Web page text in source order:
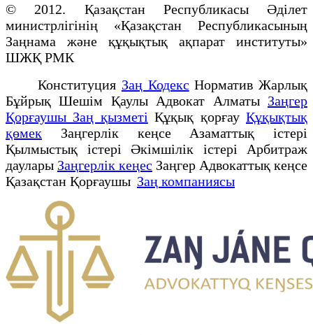
© 2012. Қазақстан Республикасы Әділет
министрлігінің «Қазақстан Республикасының
Заңнама және құқықтық ақпарат институты»
ШЖҚ РМК
Конституция Заң Кодекс Норматив Жарлық
Бұйрық Шешім Қаулы Адвокат Алматы Заңгер
Қорғаушы Заң қызметі Құқық қорғауҚұқықтық
қөмек Заңгерлік кеңсе Азаматтық істері
Қылмыстық істері Әкімшілік істері Арбитраж
даулары Заңгерлік кеңес Заңгер Адвокаттық кеңсе
Қазақстан Қорғаушы Заң компаниясы